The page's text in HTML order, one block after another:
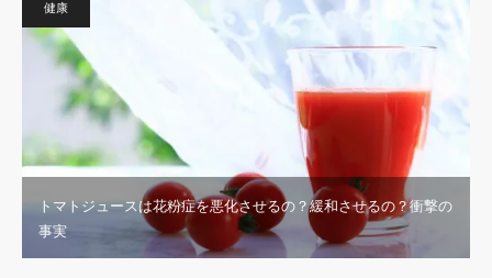
健康
トマトジュースは花粉症を悪化させるの？緩和させるの？衝撃の
事実